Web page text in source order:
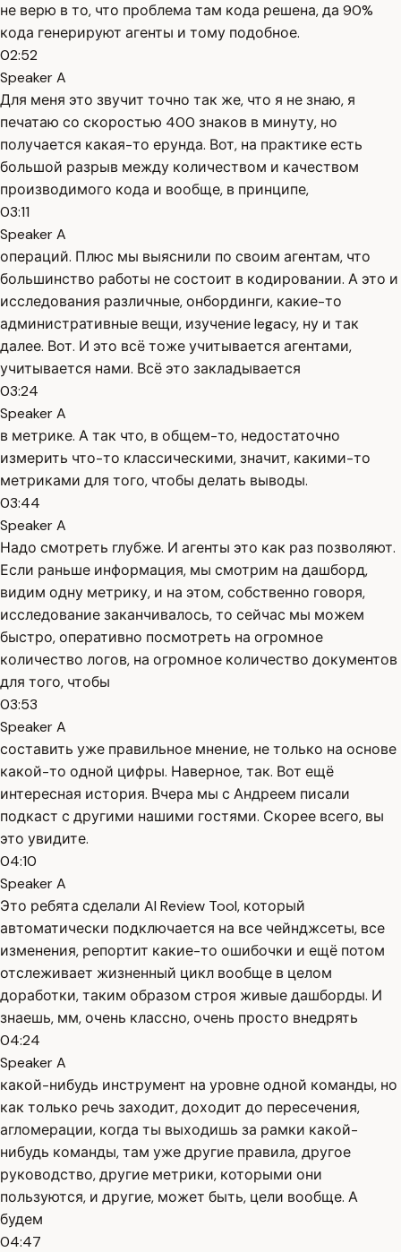
не верю в то, что проблема там кода решена, да 90%
кода генерируют агенты и тому подобное.
02:52
Speaker A
Для меня это звучит точно так же, что я не знаю, я
печатаю со скоростью 400 знаков в минуту, но
получается какая-то ерунда. Вот, на практике есть
большой разрыв между количеством и качеством
производимого кода и вообще, в принципе,
03:11
Speaker A
операций. Плюс мы выяснили по своим агентам, что
большинство работы не состоит в кодировании. А это и
исследования различные, онбординги, какие-то
административные вещи, изучение legacy, ну и так
далее. Вот. И это всё тоже учитывается агентами,
учитывается нами. Всё это закладывается
03:24
Speaker A
в метрике. А так что, в общем-то, недостаточно
измерить что-то классическими, значит, какими-то
метриками для того, чтобы делать выводы.
03:44
Speaker A
Надо смотреть глубже. И агенты это как раз позволяют.
Если раньше информация, мы смотрим на дашборд,
видим одну метрику, и на этом, собственно говоря,
исследование заканчивалось, то сейчас мы можем
быстро, оперативно посмотреть на огромное
количество логов, на огромное количество документов
для того, чтобы
03:53
Speaker A
составить уже правильное мнение, не только на основе
какой-то одной цифры. Наверное, так. Вот ещё
интересная история. Вчера мы с Андреем писали
подкаст с другими нашими гостями. Скорее всего, вы
это увидите.
04:10
Speaker A
Это ребята сделали AI Review Tool, который
автоматически подключается на все чейнджсеты, все
изменения, репортит какие-то ошибочки и ещё потом
отслеживает жизненный цикл вообще в целом
доработки, таким образом строя живые дашборды. И
знаешь, мм, очень классно, очень просто внедрять
04:24
Speaker A
какой-нибудь инструмент на уровне одной команды, но
как только речь заходит, доходит до пересечения,
агломерации, когда ты выходишь за рамки какой-
нибудь команды, там уже другие правила, другое
руководство, другие метрики, которыми они
пользуются, и другие, может быть, цели вообще. А
будем
04:47